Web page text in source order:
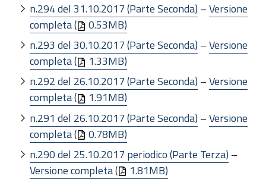
n.294 del 31.10.2017 (Parte Seconda) –Versione
completa (
0.53MB)
n.293 del 30.10.2017 (Parte Seconda) –Versione
completa (
1.33MB)
n.292 del 26.10.2017 (Parte Seconda) –Versione
completa (
1.91MB)
n.291 del 26.10.2017 (Parte Seconda) –Versione
completa (
0.78MB)
n.290 del 25.10.2017 periodico (Parte Terza) –
Versione completa (
1.81MB)